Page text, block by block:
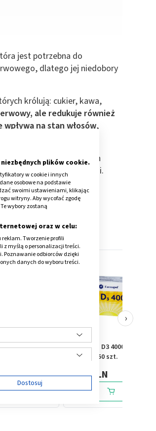
jest potrzebna do
dlatego jej niedobory
królują: cukier, kawa,
ale redukuje również
na stan włosów,
z najbardziej trwałych
ani kwasy czy ługi.
jest syntetyzowana w
A+E,
Witamina D3 4000 IU,
tabletki, 50 szt.
9,19 PLN
›
plików cookie.
w cookie i innych
osobowe na podstawie
swoimi ustawieniami, klikając
witryny. Aby wycofać zgodę
wybory zostaną
oraz w celu:
Tworzenie profili
z myślą o personalizacji treści.
Poznawanie odbiorców dzięki
danych do wyboru treści.
Dostosuj